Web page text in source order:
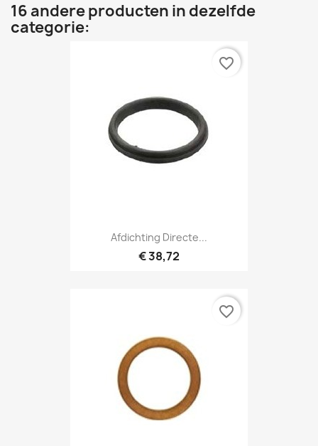
16 andere producten in dezelfde
categorie:
Afdichting Directe...
€ 38,72
favorite_border
favorite_border